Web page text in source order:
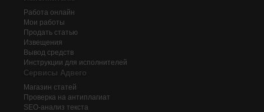
Работа онлайн
Мои работы
Продать статью
Извещения
Вывод средств
Инструкции для исполнителей
Сервисы Адвего
Магазин статей
Проверка на антиплагиат
SEO-анализ текста